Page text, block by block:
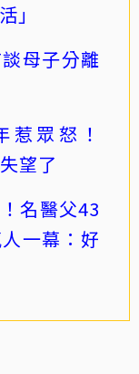
」
母子分離
惹眾怒！
望了
名醫父43
一幕：好